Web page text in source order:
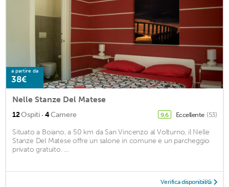
a partire da
38€
Nelle Stanze Del Matese
12Ospiti · 4Camere 9,6 Eccellente (53)
Situato a Boiano, a 50 km da San Vincenzo al Volturno, il Nelle
Stanze Del Matese offre un salone in comune e un parcheggio
privato gratuito. ...
Verifica disponibilità